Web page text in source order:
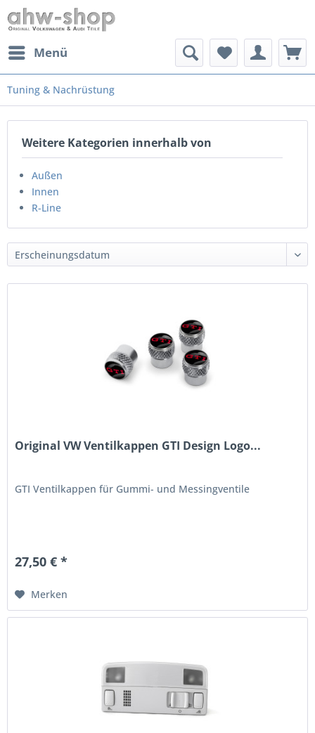
Menü
Tuning & Nachrüstung
Weitere Kategorien innerhalb von
Außen
Innen
R-Line
Original VW Ventilkappen GTI Design Logo...
GTI Ventilkappen für Gummi- und Messingventile
27,50 € *
Merken